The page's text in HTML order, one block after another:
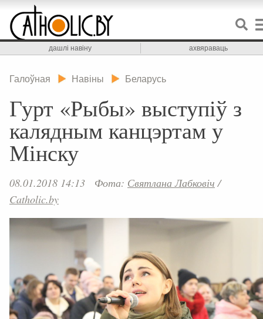
дашлі навіну ахвяраваць
Галоўная Навіны Беларусь
Гурт «Рыбы» выступіў з
калядным канцэртам у
Мінску
08.01.2018 14:13 Фота: Святлана Лабковіч /
Catholic.by